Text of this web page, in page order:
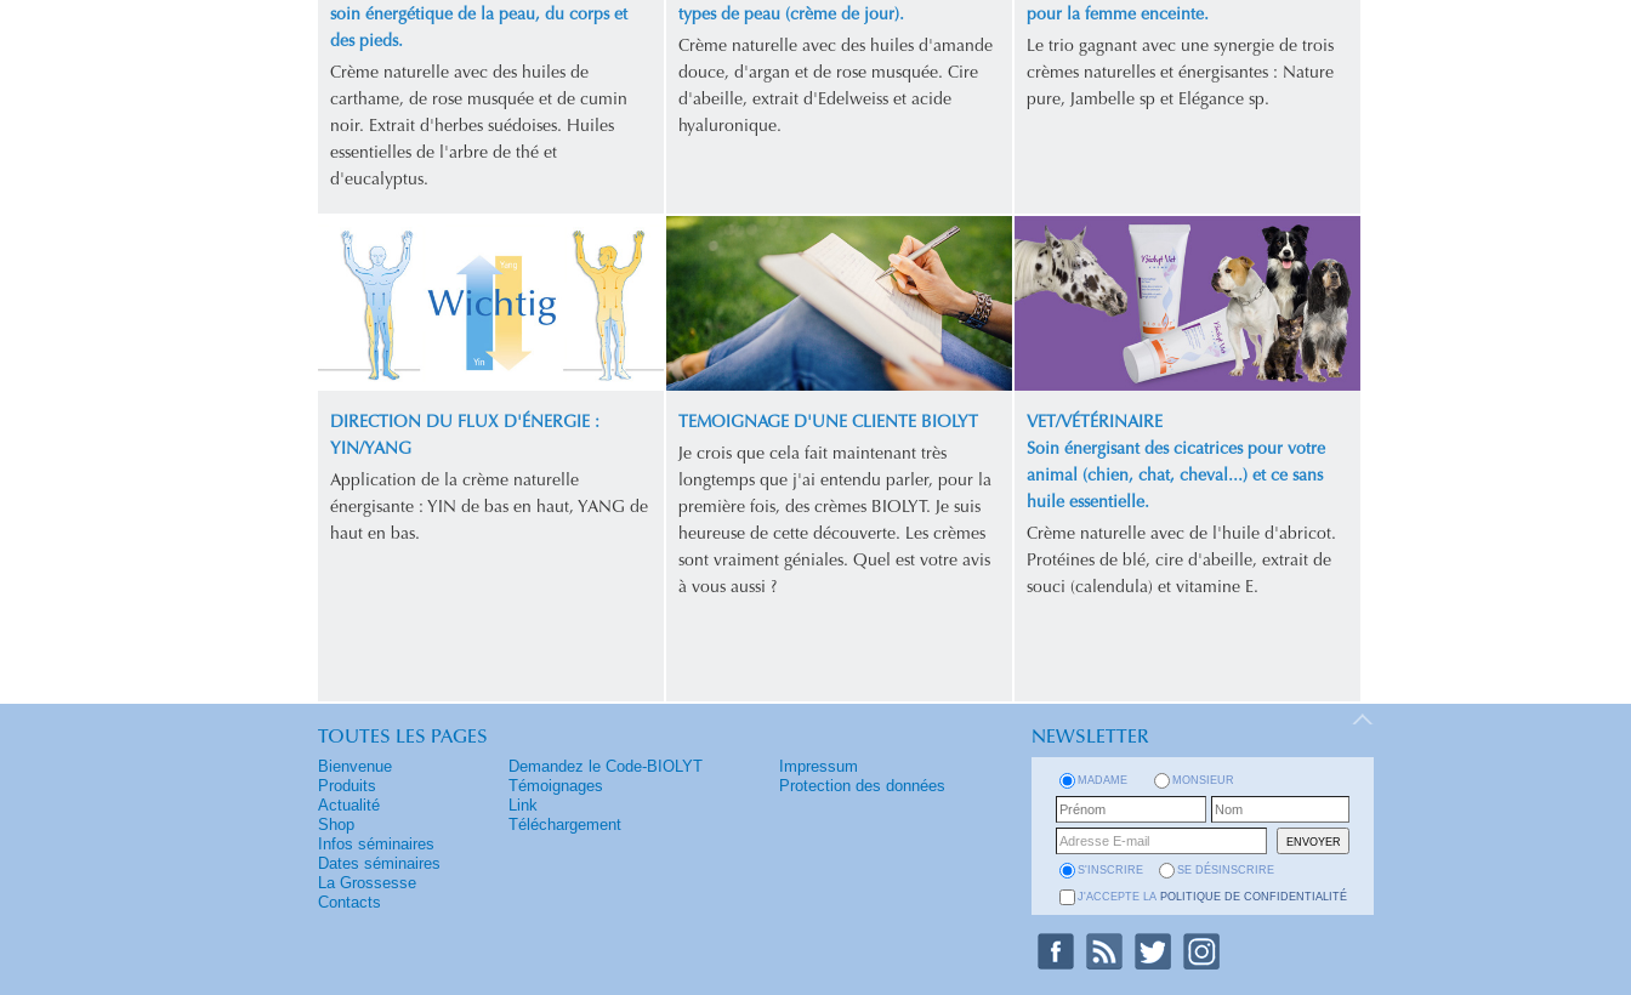
soin énergétique de la peau, du corps et
des pieds.
Crème naturelle avec des huiles de
carthame, de rose musquée et de cumin
noir. Extrait d'herbes suédoises. Huiles
essentielles de l'arbre de thé et
d'eucalyptus.
types de peau (crème de jour).
Crème naturelle avec des huiles d'amande
douce, d'argan et de rose musquée. Cire
d'abeille, extrait d'Edelweiss et acide
hyaluronique.
pour la femme enceinte.
Le trio gagnant avec une synergie de trois
crèmes naturelles et énergisantes : Nature
pure, Jambelle sp et Elégance sp.
DIRECTION DU FLUX D'ÉNERGIE :
YIN/YANG
Application de la crème naturelle
énergisante : YIN de bas en haut, YANG de
haut en bas.
TEMOIGNAGE D'UNE CLIENTE BIOLYT
Je crois que cela fait maintenant très
longtemps que j'ai entendu parler, pour la
première fois, des crèmes BIOLYT. Je suis
heureuse de cette découverte. Les crèmes
sont vraiment géniales. Quel est votre avis
à vous aussi ?
VET/VÉTÉRINAIRE
Soin énergisant des cicatrices pour votre
animal (chien, chat, cheval...) et ce sans
huile essentielle.
Crème naturelle avec de l'huile d'abricot.
Protéines de blé, cire d'abeille, extrait de
souci (calendula) et vitamine E.
TOUTES LES PAGES
Bienvenue
Produits
Actualité
Shop
Infos séminaires
Dates séminaires
La Grossesse
Contacts
Demandez le Code-BIOLYT
Témoignages
Link
Téléchargement
Impressum
Protection des données
NEWSLETTER
MADAME MONSIEUR
S'INSCRIRE SE DÉSINSCRIRE
J'ACCEPTE LA POLITIQUE DE CONFIDENTIALITÉ